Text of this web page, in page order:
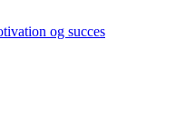
og succes